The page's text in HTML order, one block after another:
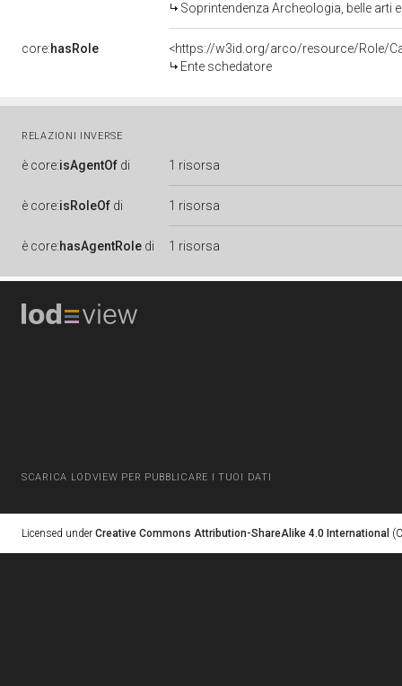
Soprintendenza Archeologia, belle arti
core:hasRole
<https://w3id.org/arco/resource/Role/
Ente schedatore
RELAZIONI INVERSE
è core:isAgentOf di 1 risorsa
è core:isRoleOf di 1 risorsa
è core:hasAgentRole di 1 risorsa
SCARICA LODVIEW PER PUBBLICARE I TUOI DATI
Licensed under Creative Commons Attribution-ShareAlike 4.0 International